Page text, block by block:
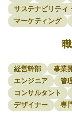
サステナビリティ
マーケティング
経営幹部 事業
エンジニア
管
コンサルタント
デザイナー
専